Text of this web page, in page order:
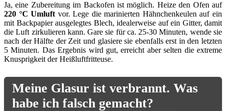
Ja, eine Zubereitung im Backofen ist möglich. Heize den Ofen auf
220 °C Umluft vor. Lege die marinierten Hähnchenkeulen auf ein
mit Backpapier ausgelegtes Blech, idealerweise auf ein Gitter, damit
die Luft zirkulieren kann. Gare sie für ca. 25-30 Minuten, wende sie
nach der Hälfte der Zeit und glasiere sie ebenfalls erst in den letzten
5 Minuten. Das Ergebnis wird gut, erreicht aber selten die extreme
Knusprigkeit der Heißluftfritteuse.
Meine Glasur ist verbrannt. Was
habe ich falsch gemacht?